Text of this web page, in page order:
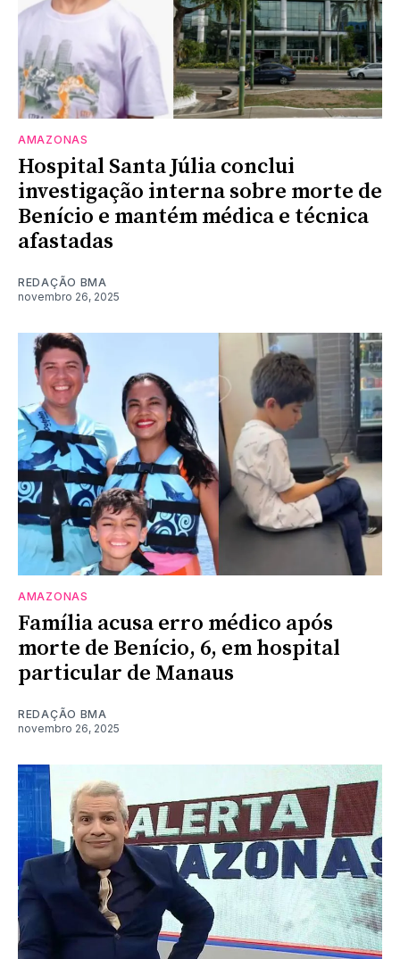
AMAZONAS
Hospital Santa Júlia conclui
investigação interna sobre morte de
Benício e mantém médica e técnica
afastadas
REDAÇÃO BMA
novembro 26, 2025
AMAZONAS
Família acusa erro médico após
morte de Benício, 6, em hospital
particular de Manaus
REDAÇÃO BMA
novembro 26, 2025